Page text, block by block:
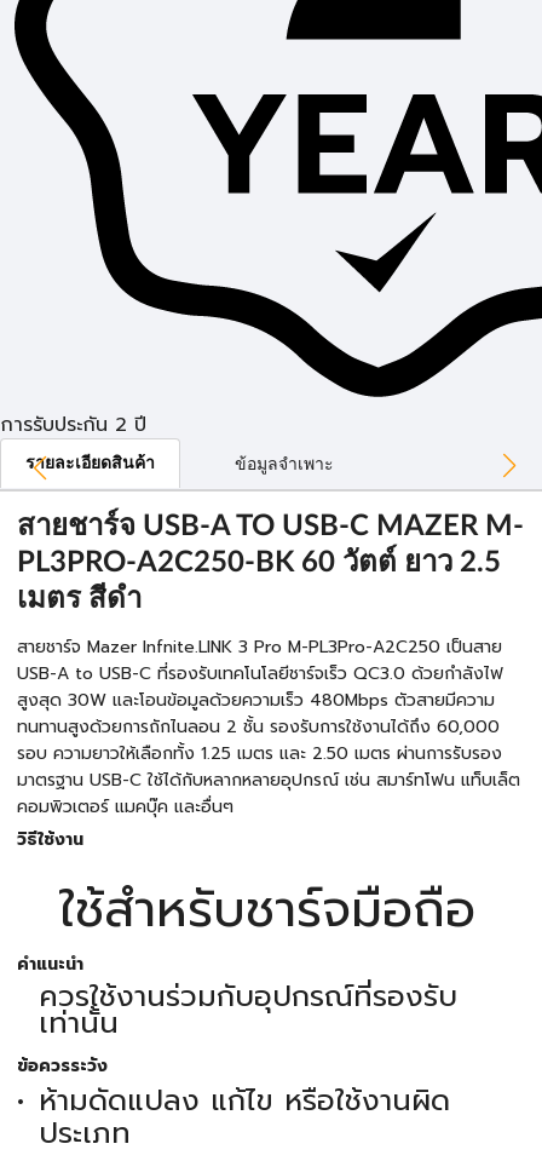
การรับประกัน 2 ปี
รายละเอียดสินค้า ข้อมูลจำเพาะ
สายชาร์จ USB-A TO USB-C MAZER M-
PL3PRO-A2C250-BK 60 วัตต์ ยาว 2.5
เมตร สีดำ
สายชาร์จ Mazer Infnite.LINK 3 Pro M-PL3Pro-A2C250 เป็นสาย
USB-A to USB-C ที่รองรับเทคโนโลยีชาร์จเร็ว QC3.0 ด้วยกำลังไฟ
สูงสุด 30W และโอนข้อมูลด้วยความเร็ว 480Mbps ตัวสายมีความ
ทนทานสูงด้วยการถักไนลอน 2 ชั้น รองรับการใช้งานได้ถึง 60,000
รอบ ความยาวให้เลือกทั้ง 1.25 เมตร และ 2.50 เมตร ผ่านการรับรอง
มาตรฐาน USB-C ใช้ได้กับหลากหลายอุปกรณ์ เช่น สมาร์ทโฟน แท็บเล็ต
คอมพิวเตอร์ แมคบุ๊ค และอื่นๆ
วิธีใช้งาน
ใช้สำหรับชาร์จมือถือ
คำแนะนำ
ควรใช้งานร่วมกับอุปกรณ์ที่รองรับ
เท่านั้น
ข้อควรระวัง
ห้ามดัดแปลง แก้ไข หรือใช้งานผิด
ประเภท